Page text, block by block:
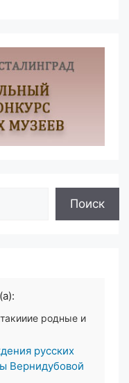
Поиск
родные и
русских
Вернидубовой